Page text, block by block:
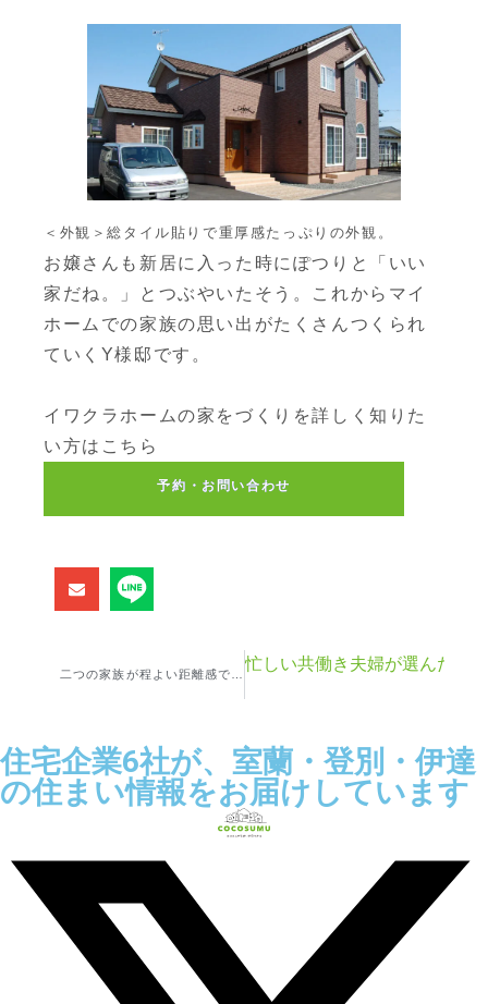
＜外観＞総タイル貼りで重厚感たっぷりの外観。
お嬢さんも新居に入った時にぽつりと「いい
家だね。」とつぶやいたそう。これからマイ
ホームでの家族の思い出がたくさんつくられ
ていくY様邸です。
イワクラホームの家をづくりを詳しく知りた
い方はこちら
予約・お問い合わせ
二つの家族が程よい距離感で楽しく暮らす二世帯住宅
忙しい共働き夫婦が選んだ平
住宅企業6社が、室蘭・登別・伊達
の住まい情報をお届けしています